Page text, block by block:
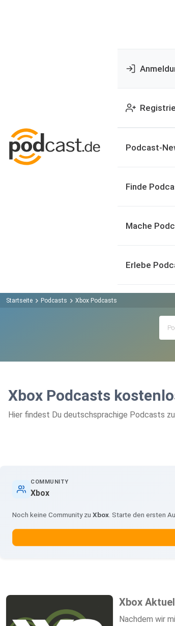
Podcast-
Finde
Mache
Erlebe
Startseite Podcasts Xbox Podcasts
Xbox Podcasts
Hier findest Du deutschsprachige Podcasts
Xbox
Nachdem wir
COMMUNITY
Xbox
Noch keine Community zu Xbox . Starte den ersten